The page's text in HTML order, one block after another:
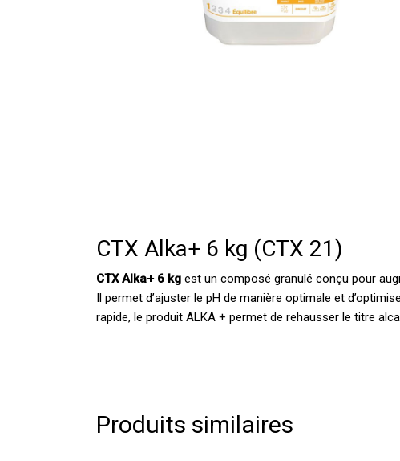
CTX Alka+ 6 kg (CTX 21)
CTX Alka+ 6 kg est un composé granulé conçu pour
Il permet d’ajuster le pH de manière optimale et
rapide, le produit ALKA + permet de rehausser le titre
Produits similaires